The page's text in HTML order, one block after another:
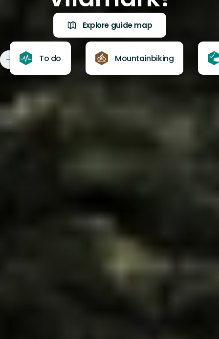
Explore guide map
To do Mountainbiking